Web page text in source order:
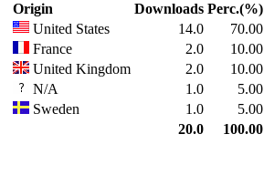
Origin
Downloads Perc.(%)
United States
14.0
70.00
France
2.0
10.00
United Kingdom
2.0
10.00
N/A
1.0
5.00
Sweden
1.0
5.00
20.0
100.00